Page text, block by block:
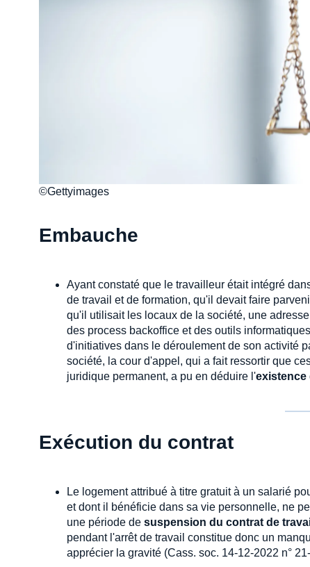
©Gettyimages
Embauche
Ayant constaté que le travailleur était intégré
de travail et de formation, qu'il devait faire
qu'il utilisait les locaux de la société, une
des process backoffice et des outils
d'initiatives dans le déroulement de son activité
société, la cour d'appel, qui a fait ressortir que
juridique permanent, a pu en déduire l'existence
Exécution du contrat
Le logement attribué à titre gratuit à un salarié
et dont il bénéficie dans sa vie personnelle, ne
une période de suspension du contrat de
pendant l'arrêt de travail constitue donc un
apprécier la gravité (Cass. soc. 14-12-2022 n°